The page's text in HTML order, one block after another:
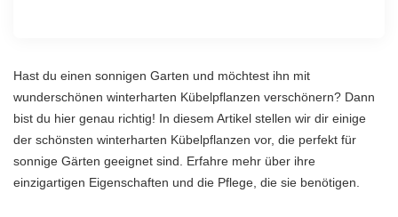
Hast du einen sonnigen Garten und möchtest ihn mit
wunderschönen winterharten Kübelpflanzen verschönern? Dann
bist du hier genau richtig! In diesem Artikel stellen wir dir einige
der schönsten winterharten Kübelpflanzen vor, die perfekt für
sonnige Gärten geeignet sind. Erfahre mehr über ihre
einzigartigen Eigenschaften und die Pflege, die sie benötigen.